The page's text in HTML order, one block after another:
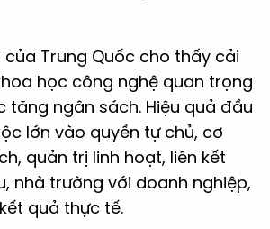
của Trung Quốc cho thấy cải
học công nghệ quan trọng
tăng ngân sách. Hiệu quả đầu
lớn vào quyền tự chủ, cơ
quản trị linh hoạt, liên kết
nhà trường với doanh nghiệp,
quả thực tế.